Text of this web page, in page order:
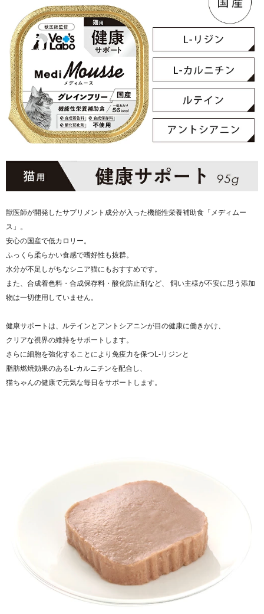
獣医師が開発したサプリメント成分が入った機能性栄養補助食「メディムー
ス」。
安心の国産で低カロリー。
ふっくら柔らかい食感で嗜好性も抜群。
水分が不足しがちなシニア猫にもおすすめです。
また、合成着色料・合成保存料・酸化防止剤など、 飼い主様が不安に思う添加
物は一切使用していません。
健康サポートは、ルテインとアントシアニンが目の健康に働きかけ、
クリアな視界の維持をサポートします。
さらに細胞を強化することにより免疫力を保つL-リジンと
脂肪燃焼効果のあるL-カルニチンを配合し、
猫ちゃんの健康で元気な毎日をサポートします。